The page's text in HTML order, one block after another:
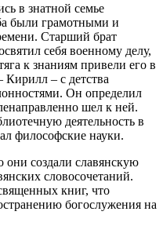
в знатной семье
были грамотными и
Старший брат
себя военному делу,
к знаниям привели его в
– с детства
Он определил
шел к ней.
деятельность в
философские науки.
они создали славянскую
словосочетаний.
книг, что
богослужения на